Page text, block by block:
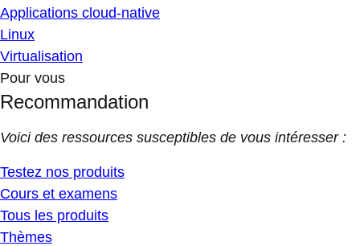
Applications cloud-native
Linux
Virtualisation
Pour vous
Recommandation
Voici des ressources susceptibles de vous intéresser :
Testez nos produits
Cours et examens
Tous les produits
Thèmes